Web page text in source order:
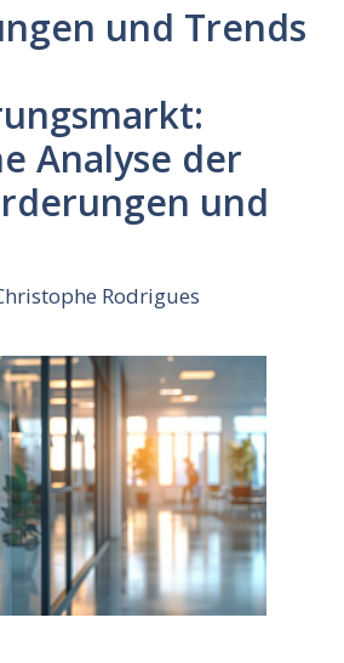
und Trends
Analyse der
und
Rodrigues